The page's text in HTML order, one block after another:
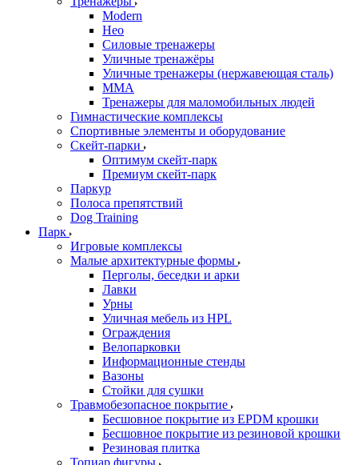
Modern
Нео
Силовые тренажеры
Уличные тренажёры
Уличные тренажеры (нержавеющая сталь)
ММА
Тренажеры для маломобильных людей
Гимнастические комплексы
Спортивные элементы и оборудование
Скейт-парки
Оптимум скейт-парк
Премиум скейт-парк
Паркур
Полоса препятствий
Dog Training
Парк
Игровые комплексы
Малые архитектурные формы
Перголы, беседки и арки
Лавки
Урны
Уличная мебель из HPL
Ограждения
Велопарковки
Информационные стенды
Вазоны
Стойки для сушки
Травмобезопасное покрытие
Бесшовное покрытие из EPDM крошки
Бесшовное покрытие из резиновой крошки
Резиновая плитка
Топиар фигуры